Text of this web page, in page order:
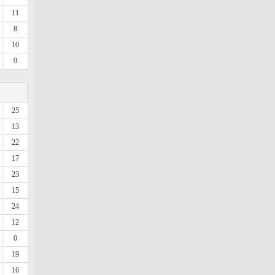
11
8
10
9
25
13
22
17
23
15
24
12
0
19
16